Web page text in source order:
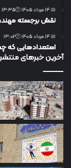
📅 14 مرداد 1405 🕙13:35
نقش برجسته
📅 14 مرداد 1405 🕙13:02
استعدادهایی که
آخرین خبرهای